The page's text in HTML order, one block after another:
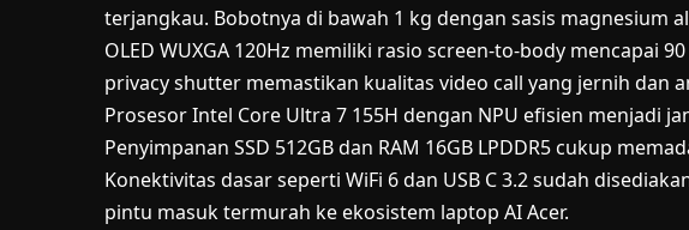
terjangkau. Bobotnya di bawah 1 kg dengan sasis magnesium
OLED WUXGA 120Hz memiliki rasio screen-to-body mencapai
privacy shutter memastikan kualitas video call yang jernih dan
Prosesor Intel Core Ultra 7 155H dengan NPU efisien menjadi
Penyimpanan SSD 512GB dan RAM 16GB LPDDR5 cukup
Konektivitas dasar seperti WiFi 6 dan USB C 3.2 sudah
pintu masuk termurah ke ekosistem laptop AI Acer.